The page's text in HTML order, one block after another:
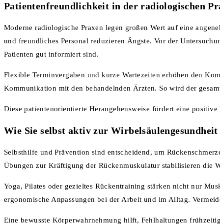
Patientenfreundlichkeit in der radiologischen
Moderne radiologische Praxen legen großen Wert auf eine
und freundliches Personal reduzieren Ängste. Vor der
Patienten gut informiert sind.
Flexible Terminvergaben und kurze Wartezeiten erhöhen den
Kommunikation mit den behandelnden Ärzten. So wird der
Diese patientenorientierte Herangehensweise fördert eine
Wie Sie selbst aktiv zur
Selbsthilfe und Prävention sind entscheidend, um
Übungen zur Kräftigung der Rückenmuskulatur stabilisieren die
Yoga, Pilates oder gezieltes Rückentraining stärken nicht nur
ergonomische Anpassungen bei der Arbeit und im Alltag.
Eine bewusste Körperwahrnehmung hilft, Fehlhaltungen